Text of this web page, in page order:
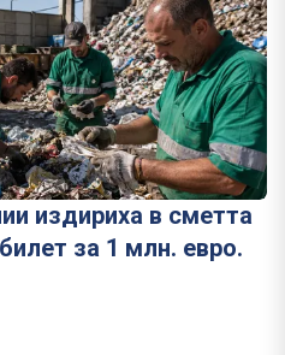
издириха в сметта
за 1 млн. евро.